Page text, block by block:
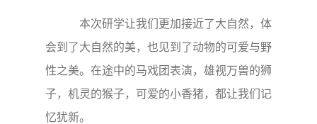
本次研学让我们更加接近了大自然，体
会到了大自然的美，也见到了动物的可爱与野
性之美。在途中的马戏团表演，雄视万兽的狮
子，机灵的猴子，可爱的小香猪，都让我们记
忆犹新。